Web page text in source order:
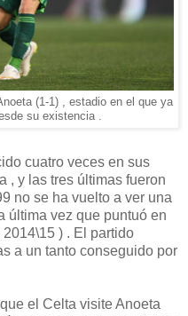
(1-1) , estadio en el que ya
su existencia .
cuatro veces en sus
, y las tres últimas fueron
no se ha vuelto a ver una
última vez que puntuó en
) . El partido
a un tanto conseguido por
el Celta visite Anoeta